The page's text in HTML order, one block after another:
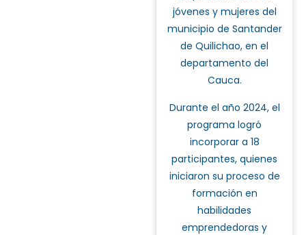
jóvenes y mujeres del
municipio de Santander
de Quilichao, en el
departamento del
Cauca.
Durante el año 2024, el
programa logró
incorporar a 18
participantes, quienes
iniciaron su proceso de
formación en
habilidades
emprendedoras y